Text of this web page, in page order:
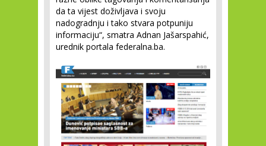
da ta vijest doživljava i svoju
nadogradnju i tako stvara potpuniju
informaciju“, smatra Adnan Jašarspahić,
urednik portala federalna.ba.